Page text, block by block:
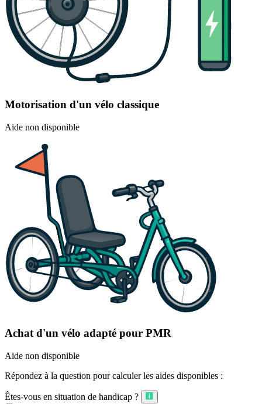
Motorisation d'un vélo classique
Aide non disponible
Achat d'un vélo adapté pour PMR
Aide non disponible
Répondez à la question pour calculer les aides disponibles :
Êtes-vous en situation de handicap ?